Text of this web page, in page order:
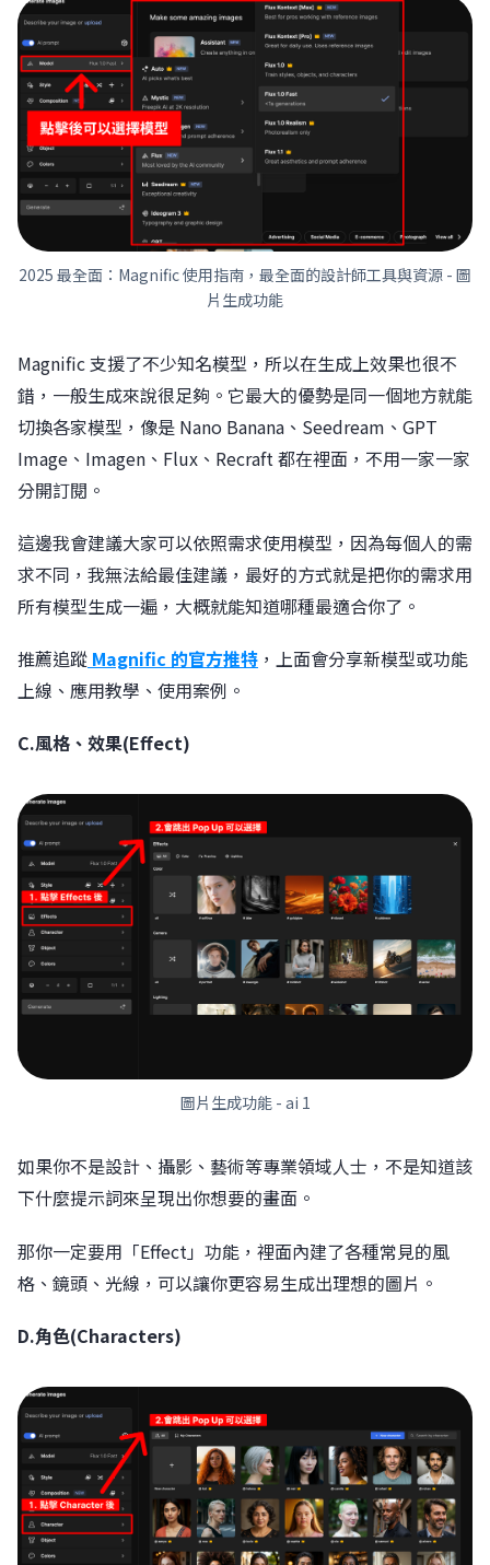
2025 最全面：Magnific 使用指南，最全面的設計師工具與資源 - 圖
片生成功能
Magnific 支援了不少知名模型，所以在生成上效果也很不
錯，一般生成來說很足夠。它最大的優勢是同一個地方就能
切換各家模型，像是 Nano Banana、Seedream、GPT
Image、Imagen、Flux、Recraft 都在裡面，不用一家一家
分開訂閱。
這邊我會建議大家可以依照需求使用模型，因為每個人的需
求不同，我無法給最佳建議，最好的方式就是把你的需求用
所有模型生成一遍，大概就能知道哪種最適合你了。
推薦追蹤 Magnific 的官方推特 ，上面會分享新模型或功能
上線、應用教學、使用案例。
C.風格、效果(Effect)
圖片生成功能 - ai 1
如果你不是設計、攝影、藝術等專業領域人士，不是知道該
下什麼提示詞來呈現出你想要的畫面。
那你一定要用「Effect」功能，裡面內建了各種常見的風
格、鏡頭、光線，可以讓你更容易生成出理想的圖片。
D.角色(Characters)